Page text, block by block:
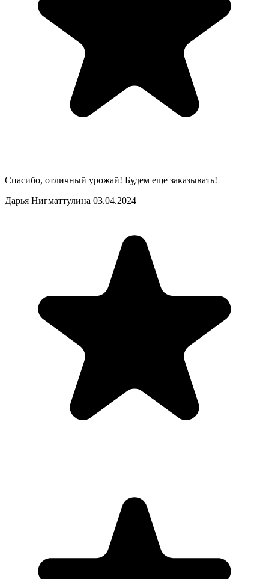
Спасибо, отличный урожай! Будем еще заказывать!
Дарья Нигматтулина 03.04.2024